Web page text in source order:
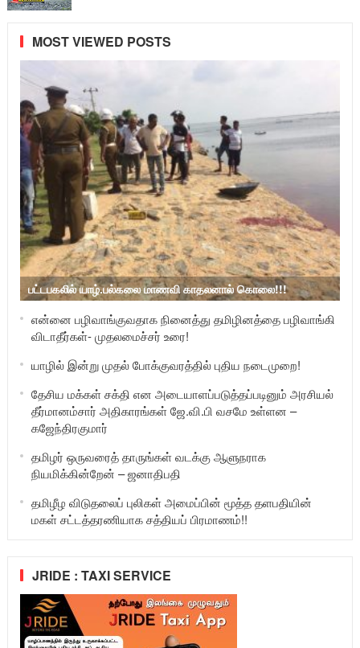
MOST VIEWED POSTS
பட்டபகலில் யாழ்.பல்கலை மாணவி காதலனால் கொலை!!!
என்னை பழிவாங்குவதாக நினைத்து தமிழினத்தை பழிவாங்கி
விடாதீர்கள்- முதலமைச்சர் உரை!
யாழில் இன்று முதல் போக்குவரத்தில் புதிய நடைமுறை!
தேசிய மக்கள் சக்தி என அடையாளப்படுத்தப்படினும் அரசியல்
தீர்மானம்சார் அதிகாரங்கள் ஜே.வி.பி வசமே உள்ளன –
கஜேந்திரகுமார்
தமிழர் ஒருவரைத் தாருங்கள் வடக்கு ஆளுநராக
நியமிக்கின்றேன் – ஜனாதிபதி
தமிழீழ விடுதலைப் புலிகள் அமைப்பின் மூத்த தளபதியின்
மகள் சட்டத்தரணியாக சத்தியப் பிரமாணம்!!
JRIDE : TAXI SERVICE